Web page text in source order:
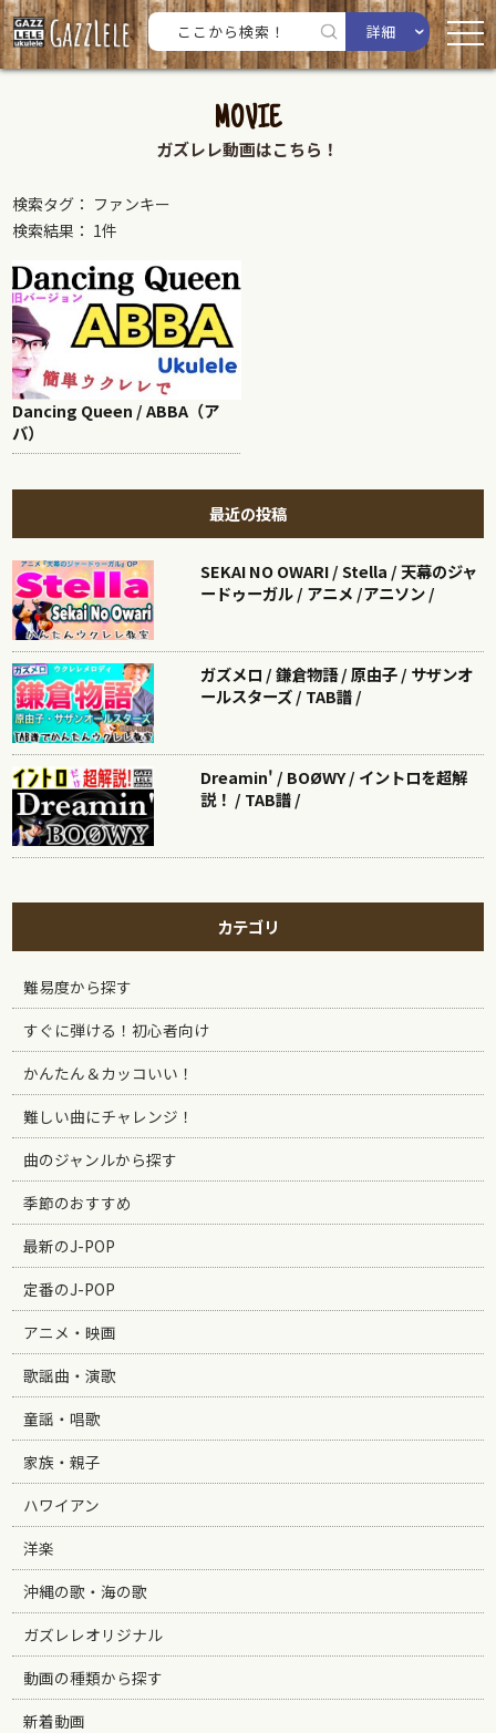
詳細
MOVIE
ガズレレ動画はこちら！
検索タグ： ファンキー
検索結果： 1件
Dancing Queen / ABBA（ア
バ）
最近の投稿
SEKAI NO OWARI / Stella / 天幕のジャ
ードゥーガル / アニメ /アニソン /
ガズメロ / 鎌倉物語 / 原由子 / サザンオ
ールスターズ / TAB譜 /
Dreamin' / BOØWY / イントロを超解
説！ / TAB譜 /
カテゴリ
難易度から探す
すぐに弾ける！初心者向け
かんたん＆カッコいい！
難しい曲にチャレンジ！
曲のジャンルから探す
季節のおすすめ
最新のJ-POP
定番のJ-POP
アニメ・映画
歌謡曲・演歌
童謡・唱歌
家族・親子
ハワイアン
洋楽
沖縄の歌・海の歌
ガズレレオリジナル
動画の種類から探す
新着動画